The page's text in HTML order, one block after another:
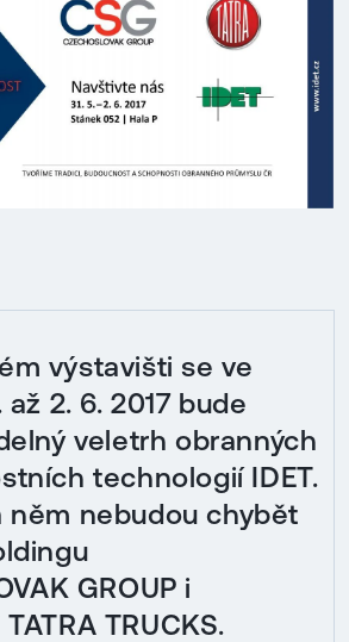
výstavišti se ve
2. 6. 2017 bude
veletrh obranných
technologií IDET.
něm nebudou chybět
GROUP i
TRUCKS.